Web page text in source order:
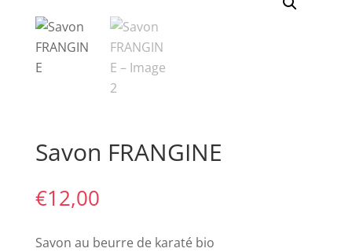
Savon FRANGINE
€12,00
Savon au beurre de karaté bio